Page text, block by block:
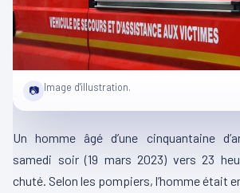
📷 Image d'illustration.
Un homme âgé d’une cinquantaine
samedi soir(19 mars 2023) vers 23
chuté. Selon les pompiers, l’homme était